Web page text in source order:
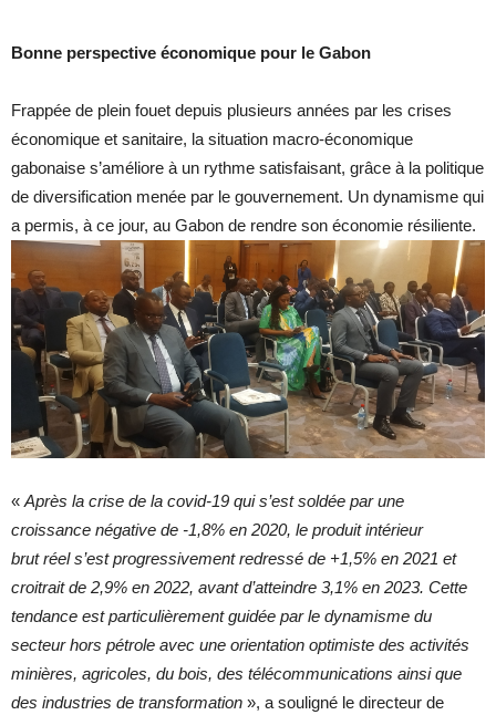
Bonne perspective économique pour le Gabon
Frappée de plein fouet depuis plusieurs années par les crises
économique et sanitaire, la situation macro-économique
gabonaise s’améliore à un rythme satisfaisant, grâce à la politique
de diversification menée par le gouvernement. Un dynamisme qui
a permis, à ce jour, au Gabon de rendre son économie résiliente.
« Après la crise de la covid-19 qui s’est soldée par une
croissance négative de -1,8% en 2020, le produit intérieur
brut réel s’est progressivement redressé de +1,5% en 2021 et
croitrait de 2,9% en 2022, avant d’atteindre 3,1% en 2023. Cette
tendance est particulièrement guidée par le dynamisme du
secteur hors pétrole avec une orientation optimiste des activités
minières, agricoles, du bois, des télécommunications ainsi que
des industries de transformation », a souligné le directeur de